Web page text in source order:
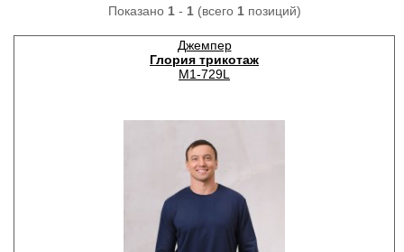
Показано 1- 1(всего 1позиций)
Джемпер
Глория трикотаж
М1-729L